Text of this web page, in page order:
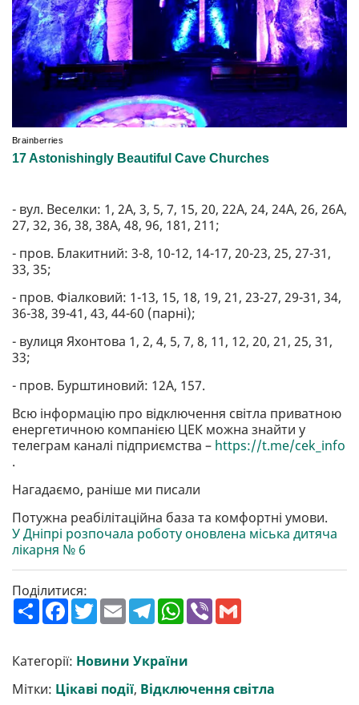
- вул. Веселки: 1, 2А, 3, 5, 7, 15, 20, 22А, 24, 24А, 26, 26А,
27, 32, 36, 38, 38А, 48, 96, 181, 211;
- пров. Блакитний: 3-8, 10-12, 14-17, 20-23, 25, 27-31,
33, 35;
- пров. Фіалковий: 1-13, 15, 18, 19, 21, 23-27, 29-31, 34,
36-38, 39-41, 43, 44-60 (парні);
- вулиця Яхонтова 1, 2, 4, 5, 7, 8, 11, 12, 20, 21, 25, 31,
33;
- пров. Бурштиновий: 12А, 157.
Всю інформацію про відключення світла приватною
енергетичною компанією ЦЕК можна знайти у
телеграм каналі підприємства – https://t.me/cek_info
.
Нагадаємо, раніше ми писали
Потужна реабілітаційна база та комфортні умови.
У Дніпрі розпочала роботу оновлена міська дитяча
лікарня № 6
Поділитися:
П
о
р
и
т
и
F
a
b
o
o
k
T
w
t
e
r
E
m
l
T
e
g
r
a
m
W
h
s
A
p
p
V
Категорії: Новини України
Мітки: Цікаві події, Відключення світла